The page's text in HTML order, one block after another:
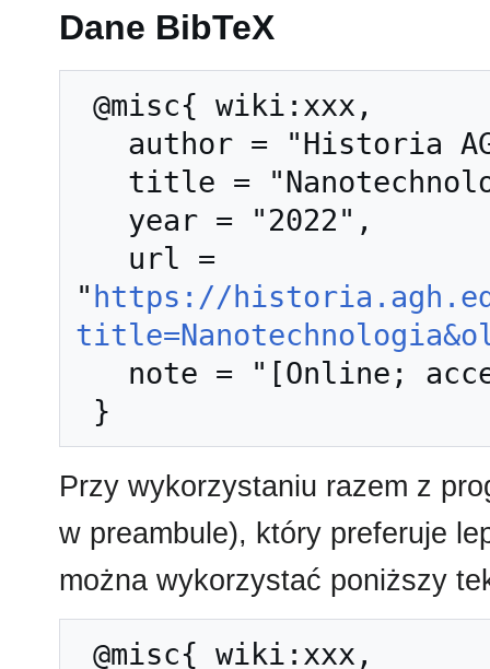
Dane BibTeX
" https://
Przy wykorzystaniu razem z
w preambule), który preferuje
można wykorzystać poniższy